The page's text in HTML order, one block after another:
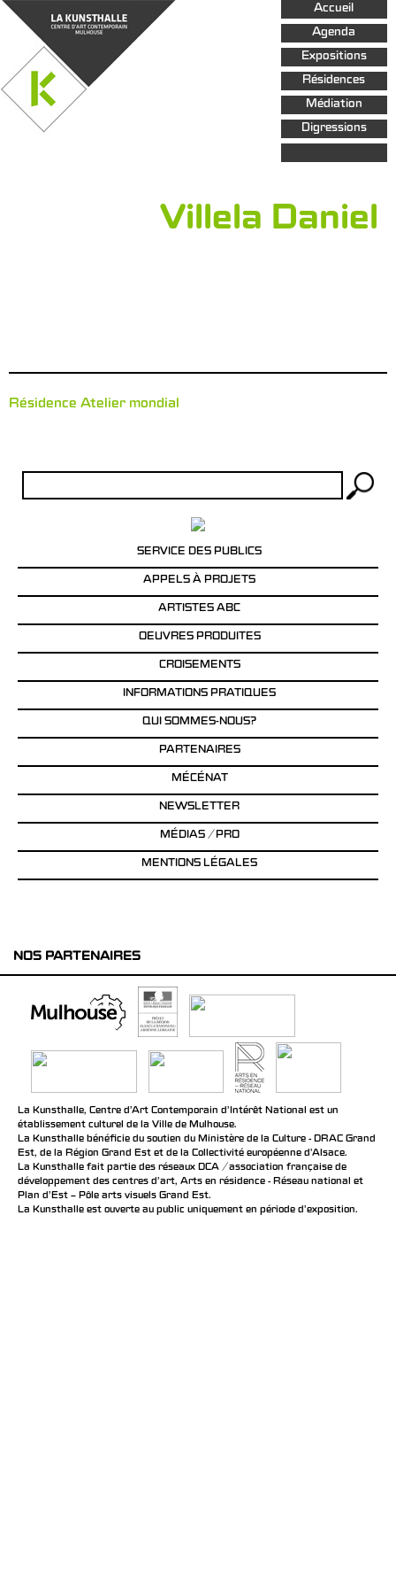
Aller au
contenu
principal
Accueil
Agenda
Expositions
Résidences
Médiation
Digressions
Villela Daniel
Résidence Atelier mondial
SERVICE DES PUBLICS
APPELS À PROJETS
ARTISTES ABC
OEUVRES PRODUITES
CROISEMENTS
INFORMATIONS PRATIQUES
QUI SOMMES-NOUS?
PARTENAIRES
MÉCÉNAT
NEWSLETTER
MÉDIAS / PRO
MENTIONS LÉGALES
NOS PARTENAIRES
La Kunsthalle, Centre d’Art Contemporain d’Intérêt National est un
établissement culturel de la Ville de Mulhouse.
La Kunsthalle bénéficie du soutien du Ministère de la Culture - DRAC Grand
Est, de la Région Grand Est et de la Collectivité européenne d’Alsace.
La Kunsthalle fait partie des réseaux DCA / association française de
développement des centres d'art, Arts en résidence - Réseau national et
Plan d’Est – Pôle arts visuels Grand Est.
La Kunsthalle est ouverte au public uniquement en période d'exposition.